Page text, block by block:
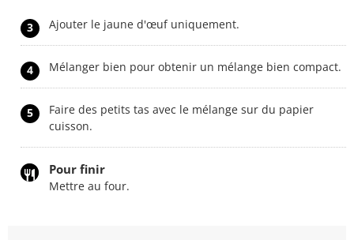
3 Ajouter le jaune d'œuf uniquement.
4 Mélanger bien pour obtenir un mélange bien compact.
5
Faire des petits tas avec le mélange sur du papier
cuisson.
Pour finir
Mettre au four.